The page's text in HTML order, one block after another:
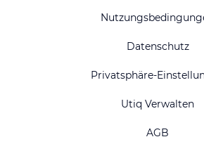
Datenschutz
Privatsphäre-
Utiq Verwalten
AGB